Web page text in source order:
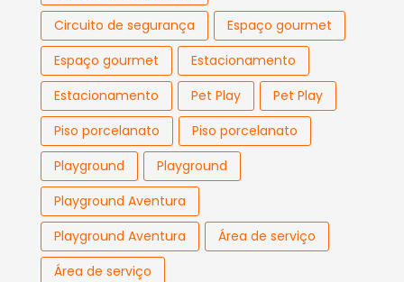
Circuito de segurança
Espaço gourmet
Espaço gourmet
Estacionamento
Estacionamento
Pet Play
Pet Play
Piso porcelanato
Piso porcelanato
Playground
Playground
Playground Aventura
Playground Aventura
Área de serviço
Área de serviço